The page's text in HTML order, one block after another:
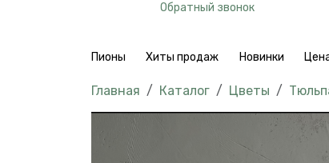
Обратный звонок
Пионы Хиты продаж Новинки
Каталог Цветы